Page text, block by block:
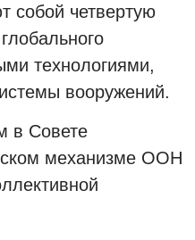
собой четвертую
технологиями,
вооружений.
в Совете
механизме ООН